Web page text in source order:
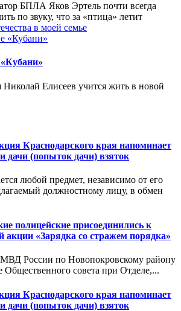
БПЛА Яков Эртель почти всегда
по звуку, что за «птица» летит
в моей семье
Николай Елисеев учится жить в новой
Краснодарского края напоминает
дачи (попыток дачи) взяток
любой предмет, независимо от его
должностному лицу, в обмен
полицейские присоединились к
акции «Зарядка со стражем порядка»
России по Новопокровскому району
Общественного совета при Отделе,...
Краснодарского края напоминает
дачи (попыток дачи) взяток